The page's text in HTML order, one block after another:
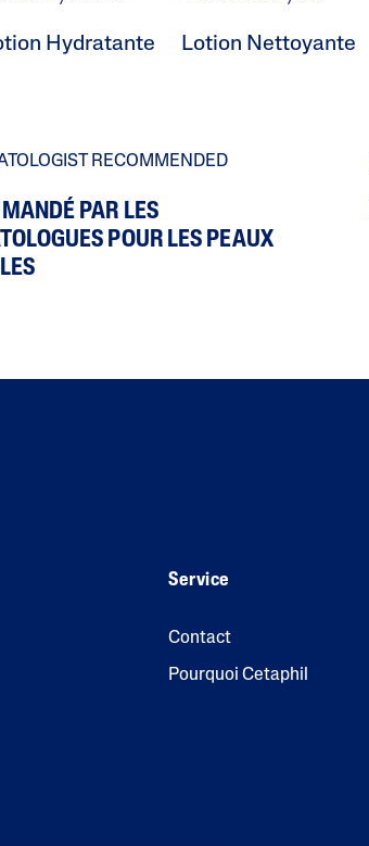
Hydratante Lotion Nettoyante
PAR LES
POUR LES PEAUX
Service
Contact
Pourquoi Cetaphil